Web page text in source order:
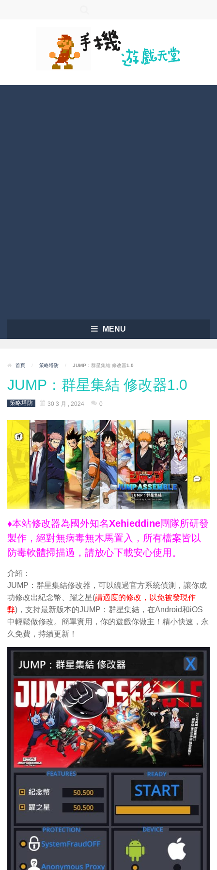
MENU
首頁 / 策略塔防 / JUMP：群星集結 修改器1.0
JUMP：群星集結 修改器1.0
策略塔防 30 3 月 , 2024 0
♦本站修改器為國外知名Xehieddine團隊所研發
製作，絕對無病毒無木馬置入，所有檔案皆以
防毒軟體掃描過，請放心下載安心使用。
介紹：
JUMP：群星集結修改器，可以繞過官方系統偵測，讓你成
功修改出紀念幣、躍之星(請適度的修改，以免被發現作
弊)，支持最新版本的JUMP：群星集結，在Android和iOS
中輕鬆做修改。簡單實用，你的遊戲你做主！精小快速，永
久免費，持續更新！